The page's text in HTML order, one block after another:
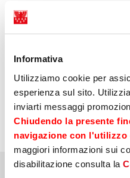
Informativa
Utilizziamo cookie per
esperienza sul sito.
inviarti messaggi
Chiudendo la presente
navigazione con
maggiori informazioni sui
disabilitazione consulta la
Montag -
Information:
Beratung
16:00). SB.